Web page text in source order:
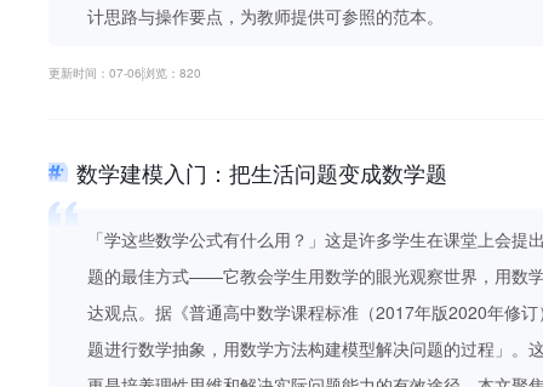
计思路与操作要点，为教师提供可参照的范本。
更新时间：07-06浏览：820
数学建模入门：把生活问题变成数学题
「学这些数学公式有什么用？」这是许多学生在课堂上会提
题的最佳方式——它教会学生用数学的眼光观察世界，用数
达观点。据《普通高中数学课程标准（2017年版2020年修
题进行数学抽象，用数学方法构建模型解决问题的过程」。